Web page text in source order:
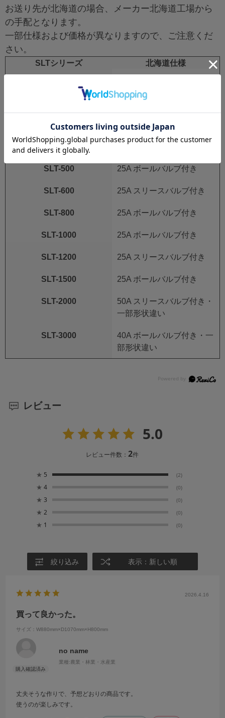
お送り先が北海道の場合、メーカー北海道工場から
の手配となります。
一部仕様および価格が異なりますので、ご注意くだ
さい。
SLTシリーズ
北海道仕様
25A ボールバルブ付き
SLT-300 25A ボールバルブ付き
SLT-400 25A ボールバルブ付き
SLT-500 25A ボールバルブ付き
SLT-600 25A スリースバルブ付き
SLT-800 25A ボールバルブ付き
SLT-1000 25A ボールバルブ付き
SLT-1200 25A スリースバルブ付き
SLT-1500 25A ボールバルブ付き
SLT-2000
50A スリースバルブ付き・
一部形状違い
SLT-3000
40A ボールバルブ付き・一
部形状違い
レビュー
5.0
レビュー件数：2件
★ 5 (2)
★ 4 (0)
★ 3 (0)
★ 2 (0)
★ 1 (0)
絞り込み 表示：新しい順
2026.4.16
買って良かった。
サイズ：W880mm×D1070mm×H800mm
no name
業種:農業・林業・水産業
丈夫そうな作りで、予想どおりの商品です。
使うのが楽しみです。